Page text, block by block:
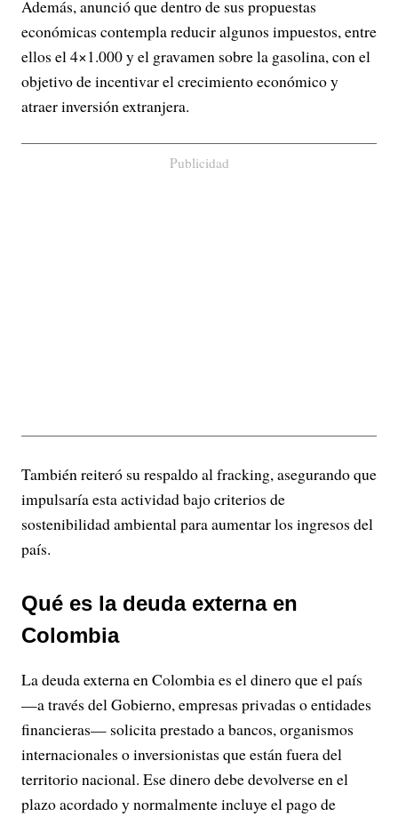
Además, anunció que dentro de sus propuestas
económicas contempla reducir algunos impuestos, entre
ellos el 4×1.000 y el gravamen sobre la gasolina, con el
objetivo de incentivar el crecimiento económico y
atraer inversión extranjera.
Publicidad
También reiteró su respaldo al fracking, asegurando que
impulsaría esta actividad bajo criterios de
sostenibilidad ambiental para aumentar los ingresos del
país.
Qué es la deuda externa en
Colombia
La deuda externa en Colombia es el dinero que el país
—a través del Gobierno, empresas privadas o entidades
financieras— solicita prestado a bancos, organismos
internacionales o inversionistas que están fuera del
territorio nacional. Ese dinero debe devolverse en el
plazo acordado y normalmente incluye el pago de